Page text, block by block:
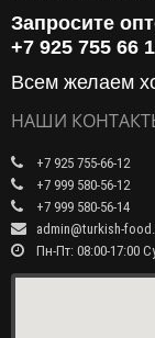
Запросите
+7 925 755 66
Всем желаем
НАШИ
+7 925 755-66-12
+7 999 580-56-12
+7 999 580-56-14
admin@turkish-
Пн-Пт: 08:00-17:00